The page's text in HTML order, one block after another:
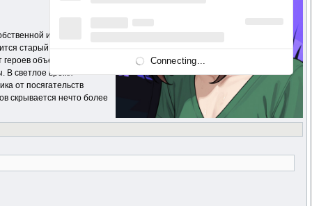
идентичности, до
старый снимок Тейлора
объединиться,
В светлое время
от посягательств
скрывается нечто более
Connecting...